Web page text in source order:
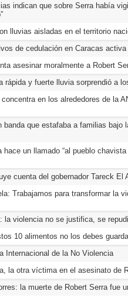
indican que sobre Serra había
lluvias aisladas en el territorio
de cedulación en Caracas
asesinar moralmente a Robert
rápida y fuerte lluvia sorprendió a
en los alrededores de la
banda que estafaba a familias bajo
hace un llamado “al pueblo
cuenta del gobernador Tareck El
Trabajamos para transformar la
la violencia no se justifica, se
10 alimentos no los debes
Internacional de la No Violencia
la otra víctima en el asesinato de
la muerte de Robert Serra fue